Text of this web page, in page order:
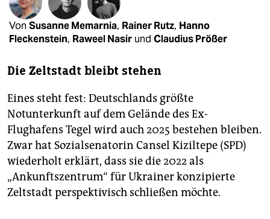
abo
genossenschaft
Von Susanne Memarnia, Rainer Rutz, Hanno
Fleckenstein, Raweel Nasir und Claudius Prößer
Die Zeltstadt bleibt stehen
Eines steht fest: Deutschlands größte
Notunterkunft auf dem Gelände des Ex-
Flughafens Tegel wird auch 2025 bestehen bleiben.
Zwar hat Sozialsenatorin Cansel Kiziltepe (SPD)
wiederholt erklärt, dass sie die 2022 als
„Ankunftszentrum“ für Ukrainer konzipierte
Zeltstadt perspektivisch schließen möchte.